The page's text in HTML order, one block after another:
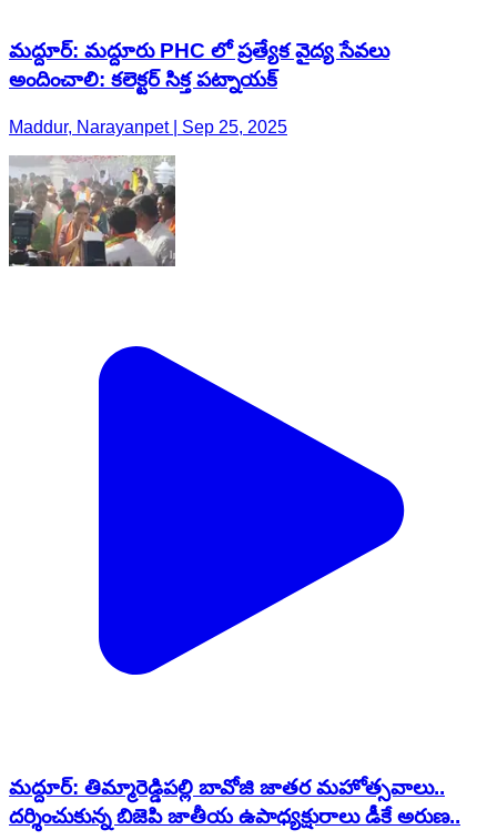
మద్దూర్: మద్దూరు PHC లో ప్రత్యేక వైద్య సేవలు
అందించాలి: కలెక్టర్ సిక్త పట్నాయక్
Maddur, Narayanpet | Sep 25, 2025
మద్దూర్: తిమ్మారెడ్డిపల్లి బావోజి జాతర మహోత్సవాలు..
దర్శించుకున్న బిజెపి జాతీయ ఉపాధ్యక్షురాలు డీకే అరుణ..